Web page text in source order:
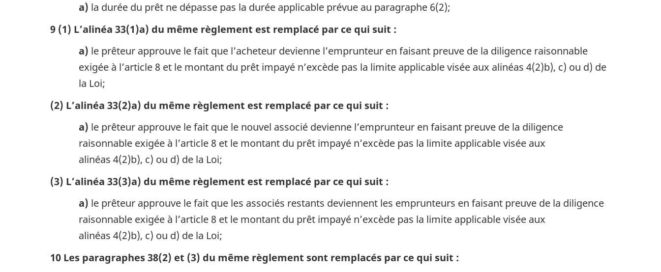
a) la durée du prêt ne dépasse pas la durée applicable prévue au paragraphe 6(2);
9 (1) L’alinéa 33(1)a) du même règlement est remplacé par ce qui suit :
a) le prêteur approuve le fait que l’acheteur devienne l’emprunteur en faisant preuve de la diligence raisonnable
exigée à l’article 8 et le montant du prêt impayé n’excède pas la limite applicable visée aux alinéas 4(2)b), c) ou d) de
la Loi;
(2) L’alinéa 33(2)a) du même règlement est remplacé par ce qui suit :
a) le prêteur approuve le fait que le nouvel associé devienne l’emprunteur en faisant preuve de la diligence
raisonnable exigée à l’article 8 et le montant du prêt impayé n’excède pas la limite applicable visée aux
alinéas 4(2)b), c) ou d) de la Loi;
(3) L’alinéa 33(3)a) du même règlement est remplacé par ce qui suit :
a) le prêteur approuve le fait que les associés restants deviennent les emprunteurs en faisant preuve de la diligence
raisonnable exigée à l’article 8 et le montant du prêt impayé n’excède pas la limite applicable visée aux
alinéas 4(2)b), c) ou d) de la Loi;
10 Les paragraphes 38(2) et (3) du même règlement sont remplacés par ce qui suit :